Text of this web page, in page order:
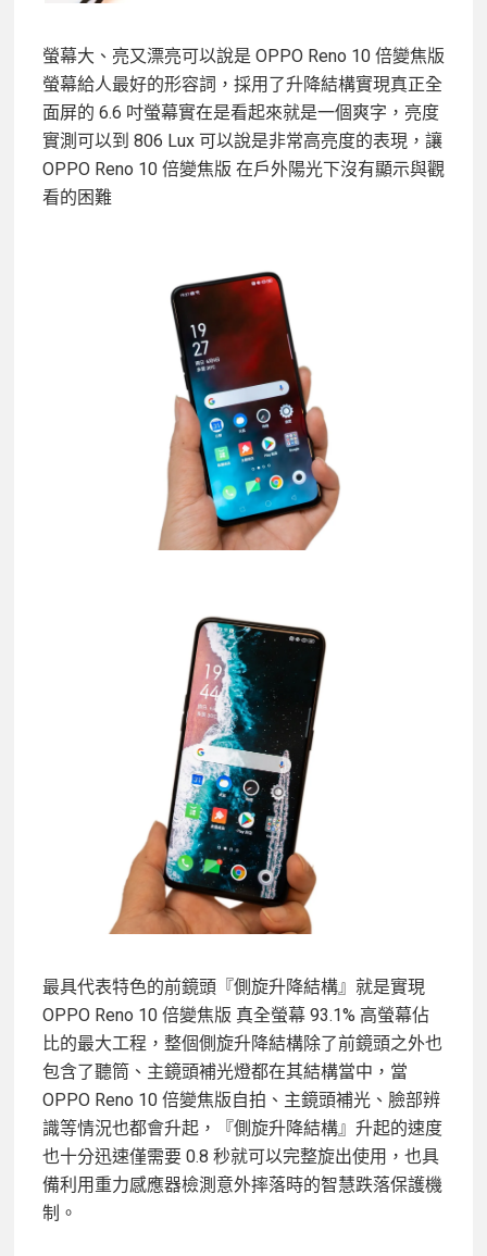
螢幕大、亮又漂亮可以說是 OPPO Reno 10 倍變焦版
螢幕給人最好的形容詞，採用了升降結構實現真正全
面屏的 6.6 吋螢幕實在是看起來就是一個爽字，亮度
實測可以到 806 Lux 可以說是非常高亮度的表現，讓
OPPO Reno 10 倍變焦版 在戶外陽光下沒有顯示與觀
看的困難
最具代表特色的前鏡頭『側旋升降結構』就是實現
OPPO Reno 10 倍變焦版 真全螢幕 93.1% 高螢幕佔
比的最大工程，整個側旋升降結構除了前鏡頭之外也
包含了聽筒、主鏡頭補光燈都在其結構當中，當
OPPO Reno 10 倍變焦版自拍、主鏡頭補光、臉部辨
識等情況也都會升起，『側旋升降結構』升起的速度
也十分迅速僅需要 0.8 秒就可以完整旋出使用，也具
備利用重力感應器檢測意外摔落時的智慧跌落保護機
制。